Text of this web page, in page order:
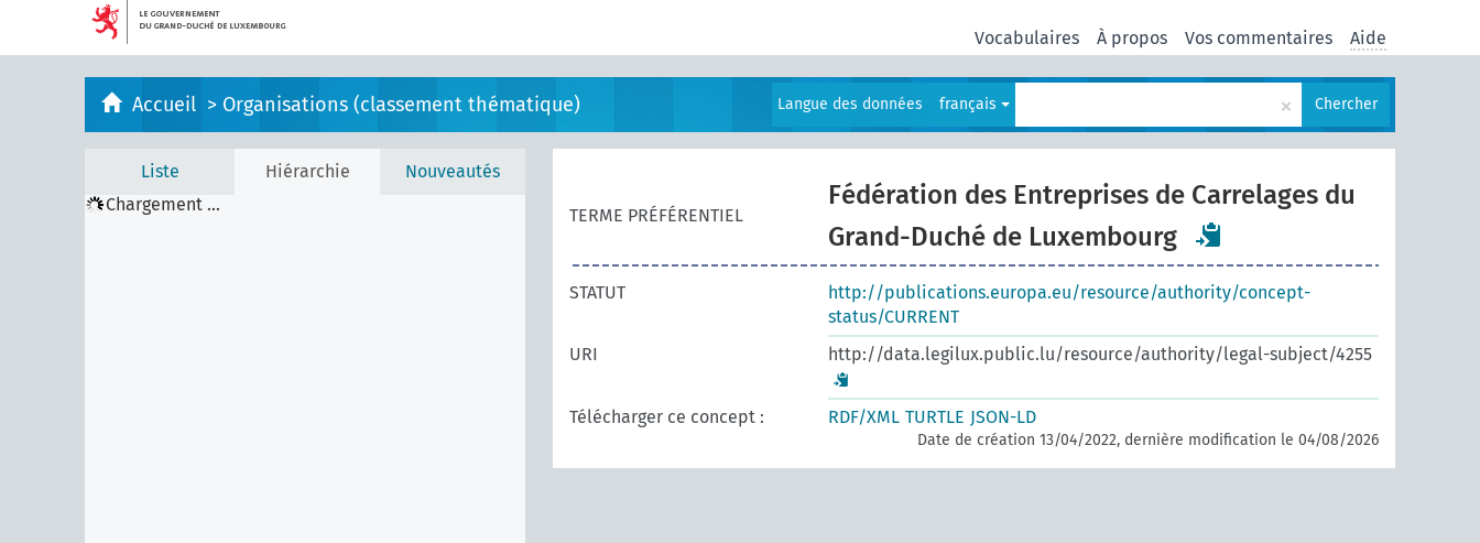
Vocabulaires À propos Vos commentaires Aide
Accueil > Organisations (classement thématique) Langue des données français × Chercher
Liste Hiérarchie
Nouveautés
Chargement ...
TERME PRÉFÉRENTIEL
Fédération des Entreprises de Carrelages du
Grand-Duché de Luxembourg
STATUT
http://publications.europa.eu/resource/authority/concept-
status/CURRENT
URI
http://data.legilux.public.lu/resource/authority/legal-subject/4255
Télécharger ce concept : RDF/XML TURTLE JSON-LD
Date de création 13/04/2022, dernière modification le 04/08/2026